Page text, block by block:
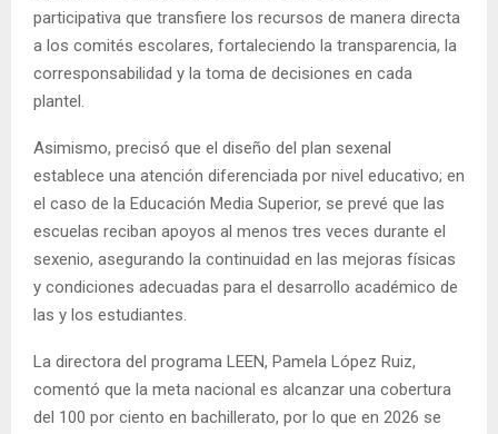
participativa que transfiere los recursos de manera directa
a los comités escolares, fortaleciendo la transparencia, la
corresponsabilidad y la toma de decisiones en cada
plantel.
Asimismo, precisó que el diseño del plan sexenal
establece una atención diferenciada por nivel educativo; en
el caso de la Educación Media Superior, se prevé que las
escuelas reciban apoyos al menos tres veces durante el
sexenio, asegurando la continuidad en las mejoras físicas
y condiciones adecuadas para el desarrollo académico de
las y los estudiantes.
La directora del programa LEEN, Pamela López Ruiz,
comentó que la meta nacional es alcanzar una cobertura
del 100 por ciento en bachillerato, por lo que en 2026 se